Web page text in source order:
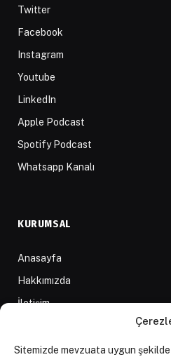
Sitemizde mevzuata uygun şekilde
Twitter
Facebook
Instagram
Youtube
LinkedIn
Apple Podcast
Spotify Podcast
Whatsapp Kanalı
KURUMSAL
Anasayfa
Hakkımızda
İletişim
D84 Yayınları